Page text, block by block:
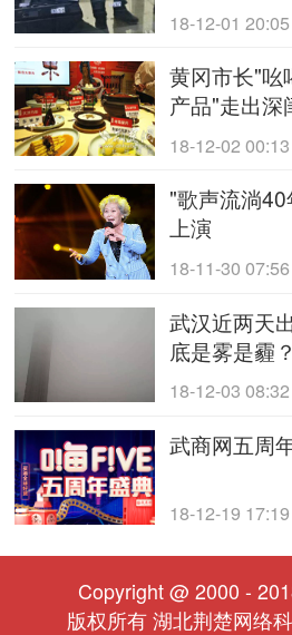
18-12-01 20:05
黄冈市长"吆
产品"走出深
18-12-02 00:13
"歌声流淌
上演
18-11-30 07:56
武汉近两天
底是雾是霾
18-12-03 08:32
武商网五周
18-12-19 17:19
Copyright @ 2000 -
版权所有 湖北荆楚网络